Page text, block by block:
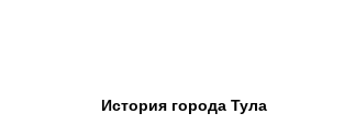
История города Тула